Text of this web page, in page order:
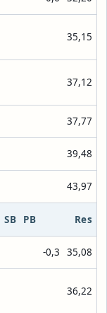
35,15
37,12
37,77
39,48
43,97
SB PB Res
-0,3 35,08
36,22